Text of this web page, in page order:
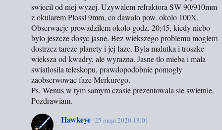
swiecil od niej wyzej. Uzywalem refraktora SW 90/910mm
z okularem Plossl 9mm, co dawalo pow. okolo 100X.
Obserwacje prowadzilem okolo godz. 20;45, kiedy niebo
bylo jeszcze dosyc jasne. Bez wiekszego problemu moglem
dostrzez tarcze planety i jej faze. Byla malutka i troszke
wieksza od kwadry, ale wyrazna. Jasne tlo mieba i mala
swiatlosila teleskopu, prawdopodobnie pomogly
zaobserwowac faze Merkurego.
Ps. Wenus w tym samym czasie prezentowala sie swietnie.
Pozdrawiam.
Hawkeye 25 maja 2020 18:01